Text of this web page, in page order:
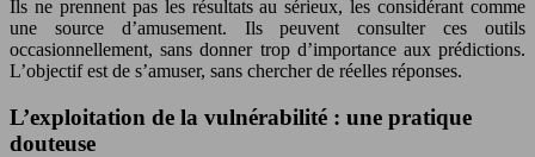
Ils ne prennent pas les résultats au sérieux, les considérant comme
une source d’amusement. Ils peuvent consulter ces outils
occasionnellement, sans donner trop d’importance aux prédictions.
L’objectif est de s’amuser, sans chercher de réelles réponses.
L’exploitation de la vulnérabilité : une pratique
douteuse